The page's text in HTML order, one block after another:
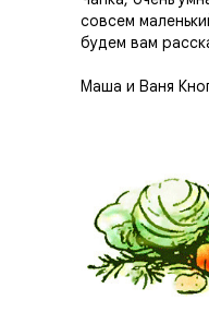
совсем
будем вам
Маша и Ваня